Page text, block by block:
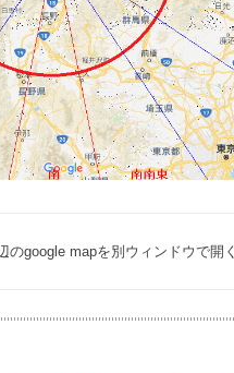
のgoogle mapを別ウィンドウで開く